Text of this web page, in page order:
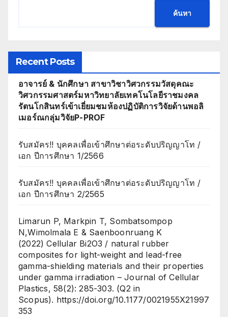
ค้นหา
Recent Posts
อาจารย์ & นักศึกษา สาขาวิชาวิศวกรรมวัสดุคณะ
วิศวกรรมศาสตร์มหาวิทยาลัยเทคโนโลยีราชมงคล
รัตนโกสินทร์เข้าเยี่ยมชมห้องปฏิบัติการวิจัยด้านพอลิ
เมอร์ณกลุ่มวิจัยP-PROF
รับสมัคร!! บุคคลเพื่อเข้าศึกษาต่อระดับปริญญาโท /
เอก ปีการศึกษา 1/2566
รับสมัคร!! บุคคลเพื่อเข้าศึกษาต่อระดับปริญญาโท /
เอก ปีการศึกษา 2/2565
Limarun P, Markpin T, Sombatsompop
N,Wimolmala E & Saenboonruang K
(2022) Cellular Bi2O3 / natural rubber
composites for light-weight and lead-free
gamma-shielding materials and their properties
under gamma irradiation – Journal of Cellular
Plastics, 58(2): 285-303. (Q2 in
Scopus). https://doi.org/10.1177/0021955X21997
353